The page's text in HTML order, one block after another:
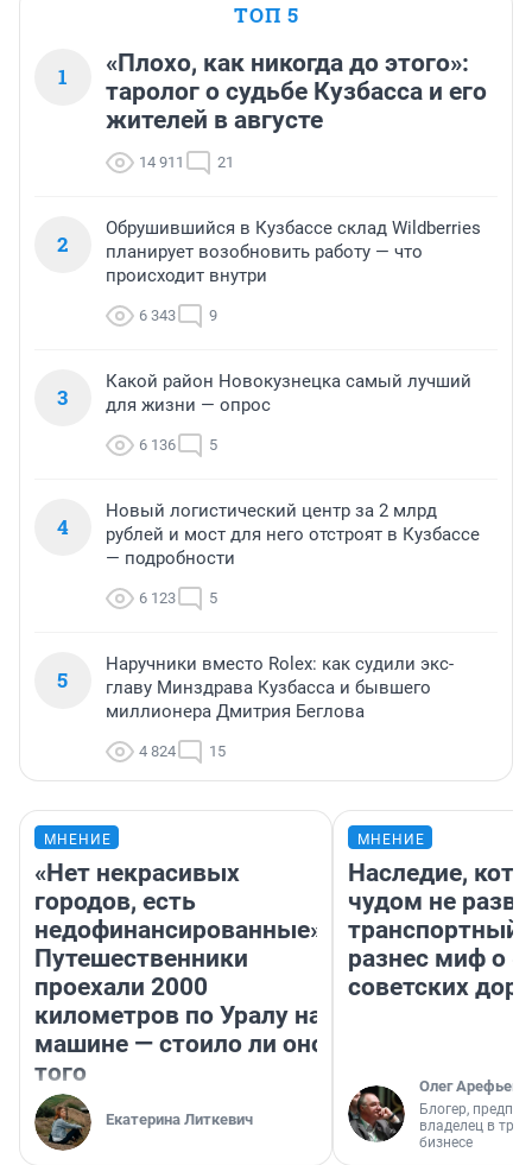
ТОП 5
1
«Плохо, как никогда до этого»:
таролог о судьбе Кузбасса и его
жителей в августе
14 911 21
2
Обрушившийся в Кузбассе склад Wildberries
планирует возобновить работу — что
происходит внутри
6 343 9
3
Какой район Новокузнецка самый лучший
для жизни — опрос
6 136 5
4
Новый логистический центр за 2 млрд
рублей и мост для него отстроят в Кузбассе
— подробности
6 123 5
5
Наручники вместо Rolex: как судили экс-
главу Минздрава Кузбасса и бывшего
миллионера Дмитрия Беглова
4 824 15
МНЕНИЕ
«Нет некрасивых
городов, есть
недофинансированные».
Путешественники
проехали 2000
километров по Уралу на
машине — стоило ли оно
того
Екатерина Литкевич
МНЕНИЕ
Наследие,
чудом не
транспортный
разнес миф о
советских
Олег Арефьев
Блогер,
владелец в
бизнесе